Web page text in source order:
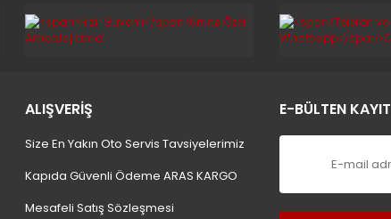
ALIŞVERİŞ
Size En Yakın Oto Servis Tavsiyelerimiz
Kapıda Güvenli Ödeme ARAS KARGO
Mesafeli Satış Sözleşmesi
E-BÜLTEN KAYIT